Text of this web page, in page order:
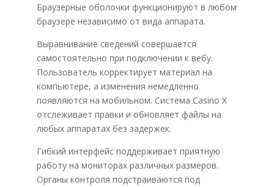
Браузерные оболочки функционируют в любом
браузере независимо от вида аппарата.
Выравнивание сведений совершается
самостоятельно при подключении к вебу.
Пользователь корректирует материал на
компьютере, а изменения немедленно
появляются на мобильном. Система Casino X
отслеживает правки и обновляет файлы на
любых аппаратах без задержек.
Гибкий интерфейс поддерживает приятную
работу на мониторах различных размеров.
Органы контроля подстраиваются под